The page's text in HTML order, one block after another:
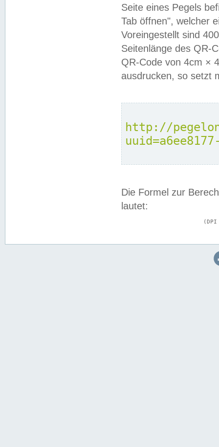
Seite eines Pegels
Tab öffnen", welcher
Voreingestellt sind
Seitenlänge des QR-
QR-Code von 4cm ×
ausdrucken, so setzt
http://
Die Formel zur
lautet: